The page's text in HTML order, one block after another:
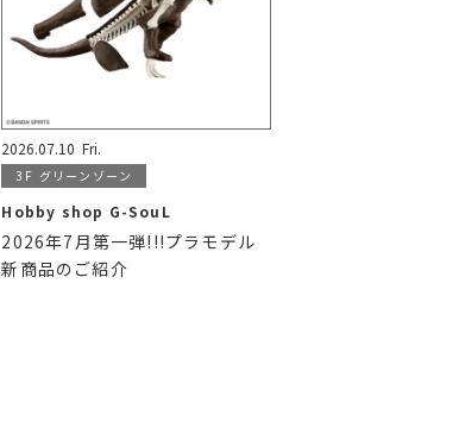
2026.07.10 Fri.
3F グリーンゾーン
Hobby shop G-SouL
2026年7月第一弾!!!プラモデル
新商品のご紹介